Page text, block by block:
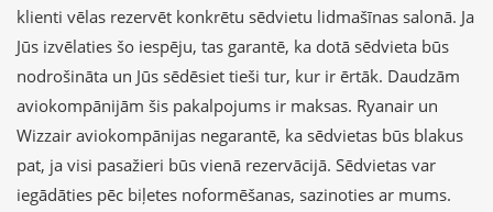
klienti vēlas rezervēt konkrētu sēdvietu lidmašīnas salonā. Ja
Jūs izvēlaties šo iespēju, tas garantē, ka dotā sēdvieta būs
nodrošināta un Jūs sēdēsiet tieši tur, kur ir ērtāk. Daudzām
aviokompānijām šis pakalpojums ir maksas. Ryanair un
Wizzair aviokompānijas negarantē, ka sēdvietas būs blakus
pat, ja visi pasažieri būs vienā rezervācijā. Sēdvietas var
iegādāties pēc biļetes noformēšanas, sazinoties ar mums.